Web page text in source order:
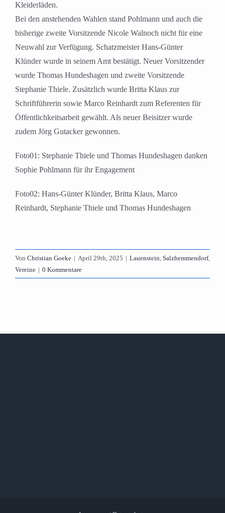
Kleiderläden.
Bei den anstehenden Wahlen stand Pohlmann und auch die
bisherige zweite Vorsitzende Nicole Walnoch nicht für eine
Neuwahl zur Verfügung. Schatzmeister Hans-Günter
Klünder wurde in seinem Amt bestätigt. Neuer Vorsitzender
wurde Thomas Hundeshagen und zweite Vorsitzende
Stephanie Thiele. Zusätzlich wurde Britta Klaus zur
Schriftführerin sowie Marco Reinhardt zum Referenten für
Öffentlichkeitsarbeit gewählt. Als neuer Beisitzer wurde
zudem Jörg Gutacker gewonnen.
Foto01: Stephanie Thiele und Thomas Hundeshagen danken
Sophie Pohlmann für ihr Engagement
Foto02: Hans-Günter Klünder, Britta Klaus, Marco
Reinhardt, Stephanie Thiele und Thomas Hundeshagen
Von Christian Goeke | April 29th, 2025 | Lauenstein, Salzhemmendorf,
Vereine | 0 Kommentare